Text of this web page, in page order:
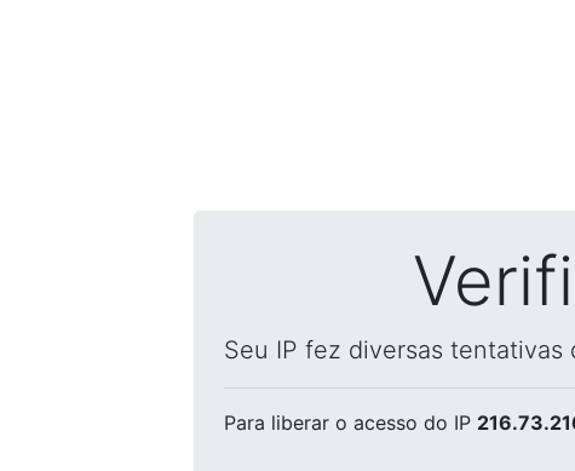
Seu IP fez diversas
Para liberar o acesso do IP